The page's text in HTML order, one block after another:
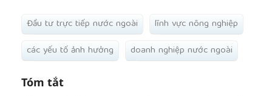
Đầu tư trực tiếp nước ngoài
lĩnh vực nông nghiệp
các yếu tố ảnh hưởng
doanh nghiệp nước ngoài
Tóm tắt